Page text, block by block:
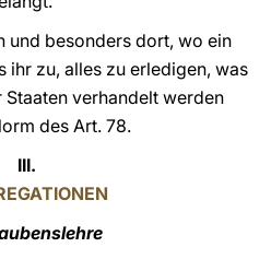
und besonders dort, wo ein
ihr zu, alles zu erledigen, was
verhandelt werden
des Art. 78.
III.